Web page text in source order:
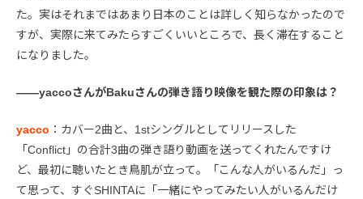
た。実はそれまではあまり日本のことは詳しく知らなかったので
すが、実際に来てみたらすごくいいところで、長く滞在すること
になりました。
――yaccoさんがBakuさんの弾き語り映像を観た際の印象は？
yacco ：カバー2曲と、1stシングルとしてリリースした
「Conflict」の合計3曲の弾き語り動画を送ってくれたんですけ
ど、最初に聴いたとき鳥肌が立って。「こんな人がいるんだ」っ
て思って、すぐSHINTAに「一緒にやってみたい人がいるんだけ